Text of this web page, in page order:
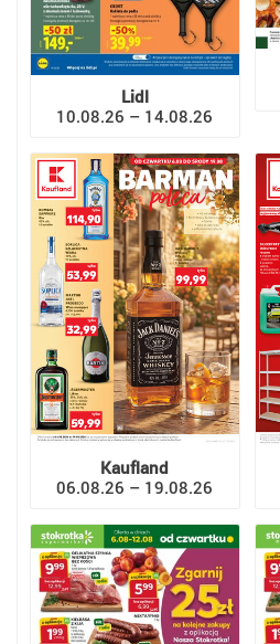
Lidl
10.08.26 – 14.08.26
Kaufland
06.08.26 – 19.08.26